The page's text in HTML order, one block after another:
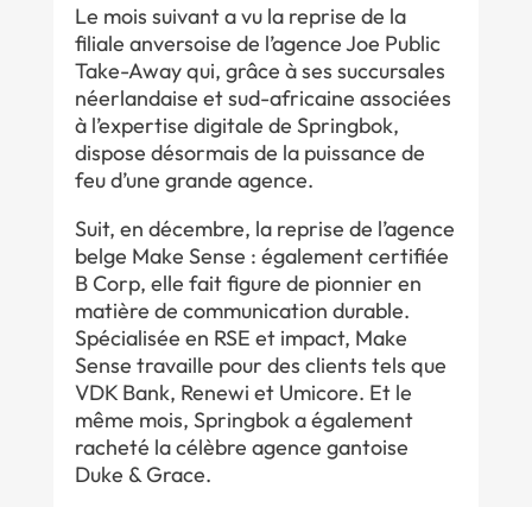
Le mois suivant a vu la reprise de la
filiale anversoise de l’agence Joe Public
Take-Away qui, grâce à ses succursales
néerlandaise et sud-africaine associées
à l’expertise digitale de Springbok,
dispose désormais de la puissance de
feu d’une grande agence.
Suit, en décembre, la reprise de l’agence
belge Make Sense : également certifiée
B Corp, elle fait figure de pionnier en
matière de communication durable.
Spécialisée en RSE et impact, Make
Sense travaille pour des clients tels que
VDK Bank, Renewi et Umicore. Et le
même mois, Springbok a également
racheté la célèbre agence gantoise
Duke & Grace.